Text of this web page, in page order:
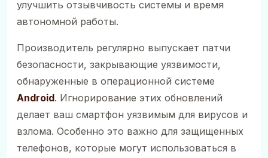
улучшить отзывчивость системы и время
автономной работы.
Производитель регулярно выпускает патчи
безопасности, закрывающие уязвимости,
обнаруженные в операционной системе
Android. Игнорирование этих обновлений
делает ваш смартфон уязвимым для вирусов и
взлома. Особенно это важно для защищенных
телефонов, которые могут использоваться в